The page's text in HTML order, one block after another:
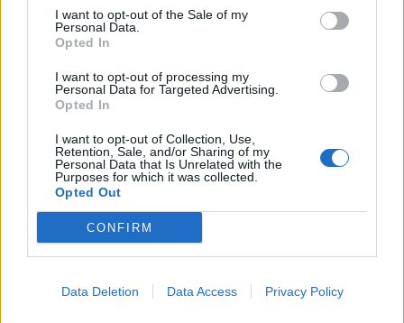
I want to opt-out of the Sale of my
Personal Data.
Opted In
I want to opt-out of processing my
Personal Data for Targeted Advertising.
Opted In
I want to opt-out of Collection, Use,
Retention, Sale, and/or Sharing of my
Personal Data that Is Unrelated with the
Purposes for which it was collected.
Opted Out
CONFIRM
Data Deletion Data Access Privacy Policy